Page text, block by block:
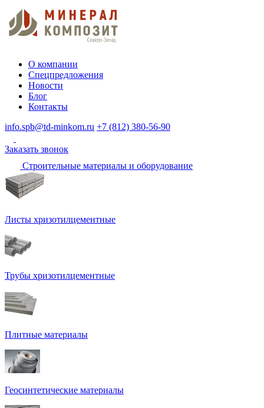
О компании
Спецпредложения
Новости
Блог
Контакты
info.spb@td-minkom.ru +7 (812) 380-56-90
Заказать звонок
Строительные материалы и оборудование
Листы хризотилцементные
Трубы хризотилцементные
Плитные материалы
Геосинтетические материалы